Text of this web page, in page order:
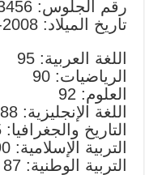
رقم الجلوس: 123456
تاريخ الميلاد: 2008-01-01
اللغة العربية: 95
الرياضيات: 90
العلوم: 92
اللغة الإنجليزية: 88
التاريخ والجغرافيا: 85
التربية الإسلامية: 90
التربية الوطنية: 87